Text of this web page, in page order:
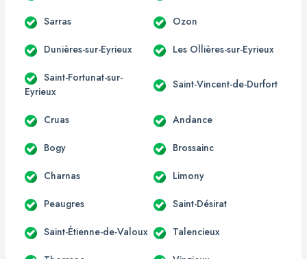
Sarras Ozon
Dunières-sur-Eyrieux Les Ollières-sur-Eyrieux
Saint-Fortunat-sur-
Eyrieux
Saint-Vincent-de-Durfort
Cruas Andance
Bogy Brossainc
Charnas Limony
Peaugres Saint-Désirat
Saint-Étienne-de-Valoux Talencieux